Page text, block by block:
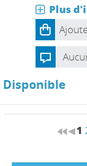
Plus
Disponible
1